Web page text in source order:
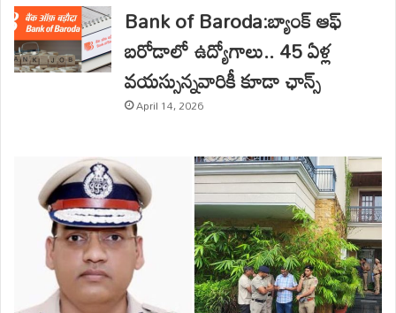
Bank of Baroda:బ్యాంక్ ఆఫ్
బరోడాలో ఉద్యోగాలు.. 45 ఏళ్ల
వయస్సున్నవారికీ కూడా ఛాన్స్
April 14, 2026